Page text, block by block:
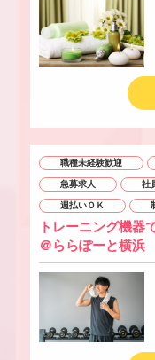
職種未経験歓迎
急募求人 社
週払いＯＫ
トレーニング機器
＠ららぽーと横浜